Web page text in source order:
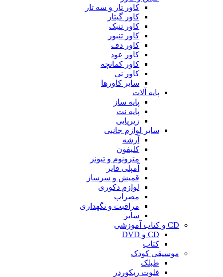
کاور تار و سه تار
کاور گیتار
کاور تنبک
کاور تنبور
کاور دف
کاور عود
کاور کمانچه
کاور نی
سایر کاورها
پایه آلات
پایه ساز
پایه نت
زیرپایی
سایر لوازم جانبی
آرشه
کلیفون
مترونوم و تیونر
آمپلی فایر
قمیش و سرساز
لوازم دکوری
مضراب
مراقبت و نگهداری
سایر
CD و کتاب آموزشی
CD و DVD
کتاب
موسیقی کودک
طبلک
فلوت ریکوردر